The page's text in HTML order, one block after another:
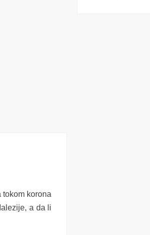
korona
a da li